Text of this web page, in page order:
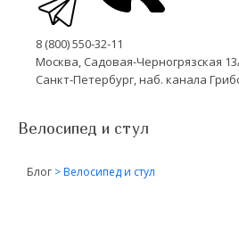
8 (800) 550-32-11
Москва, Садовая-Черногрязская
Санкт-Петербург, наб. канала
Велосипед и стул
Блог >Велосипед и стул